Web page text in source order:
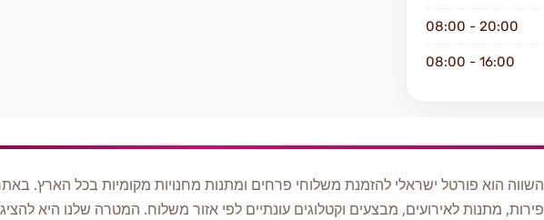
08:00 - 20:00
08:00 - 16:00
השווה הוא פורטל ישראלי להזמנת משלוחי פרחים ומתנות מחנויות מקומיות בכל הארץ.
פירות, מתנות לאירועים, מבצעים וקטלוגים עונתיים לפי אזור משלוח. המטרה שלנו היא